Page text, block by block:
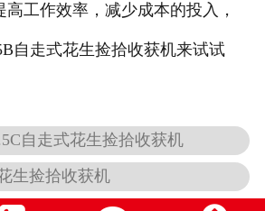
工作效率，减少成本的投入，
自走式花生捡拾收获机来试试
自走式花生捡拾收获机
生捡拾收获机